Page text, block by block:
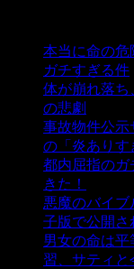
本当に命の危
ガチすぎる件
体が崩れ落
の悲劇
事故物件公示
の「炎ありす
都内屈指のガ
きた！
悪魔のバイ
子版で公開さ
男女の命は
習、サティと